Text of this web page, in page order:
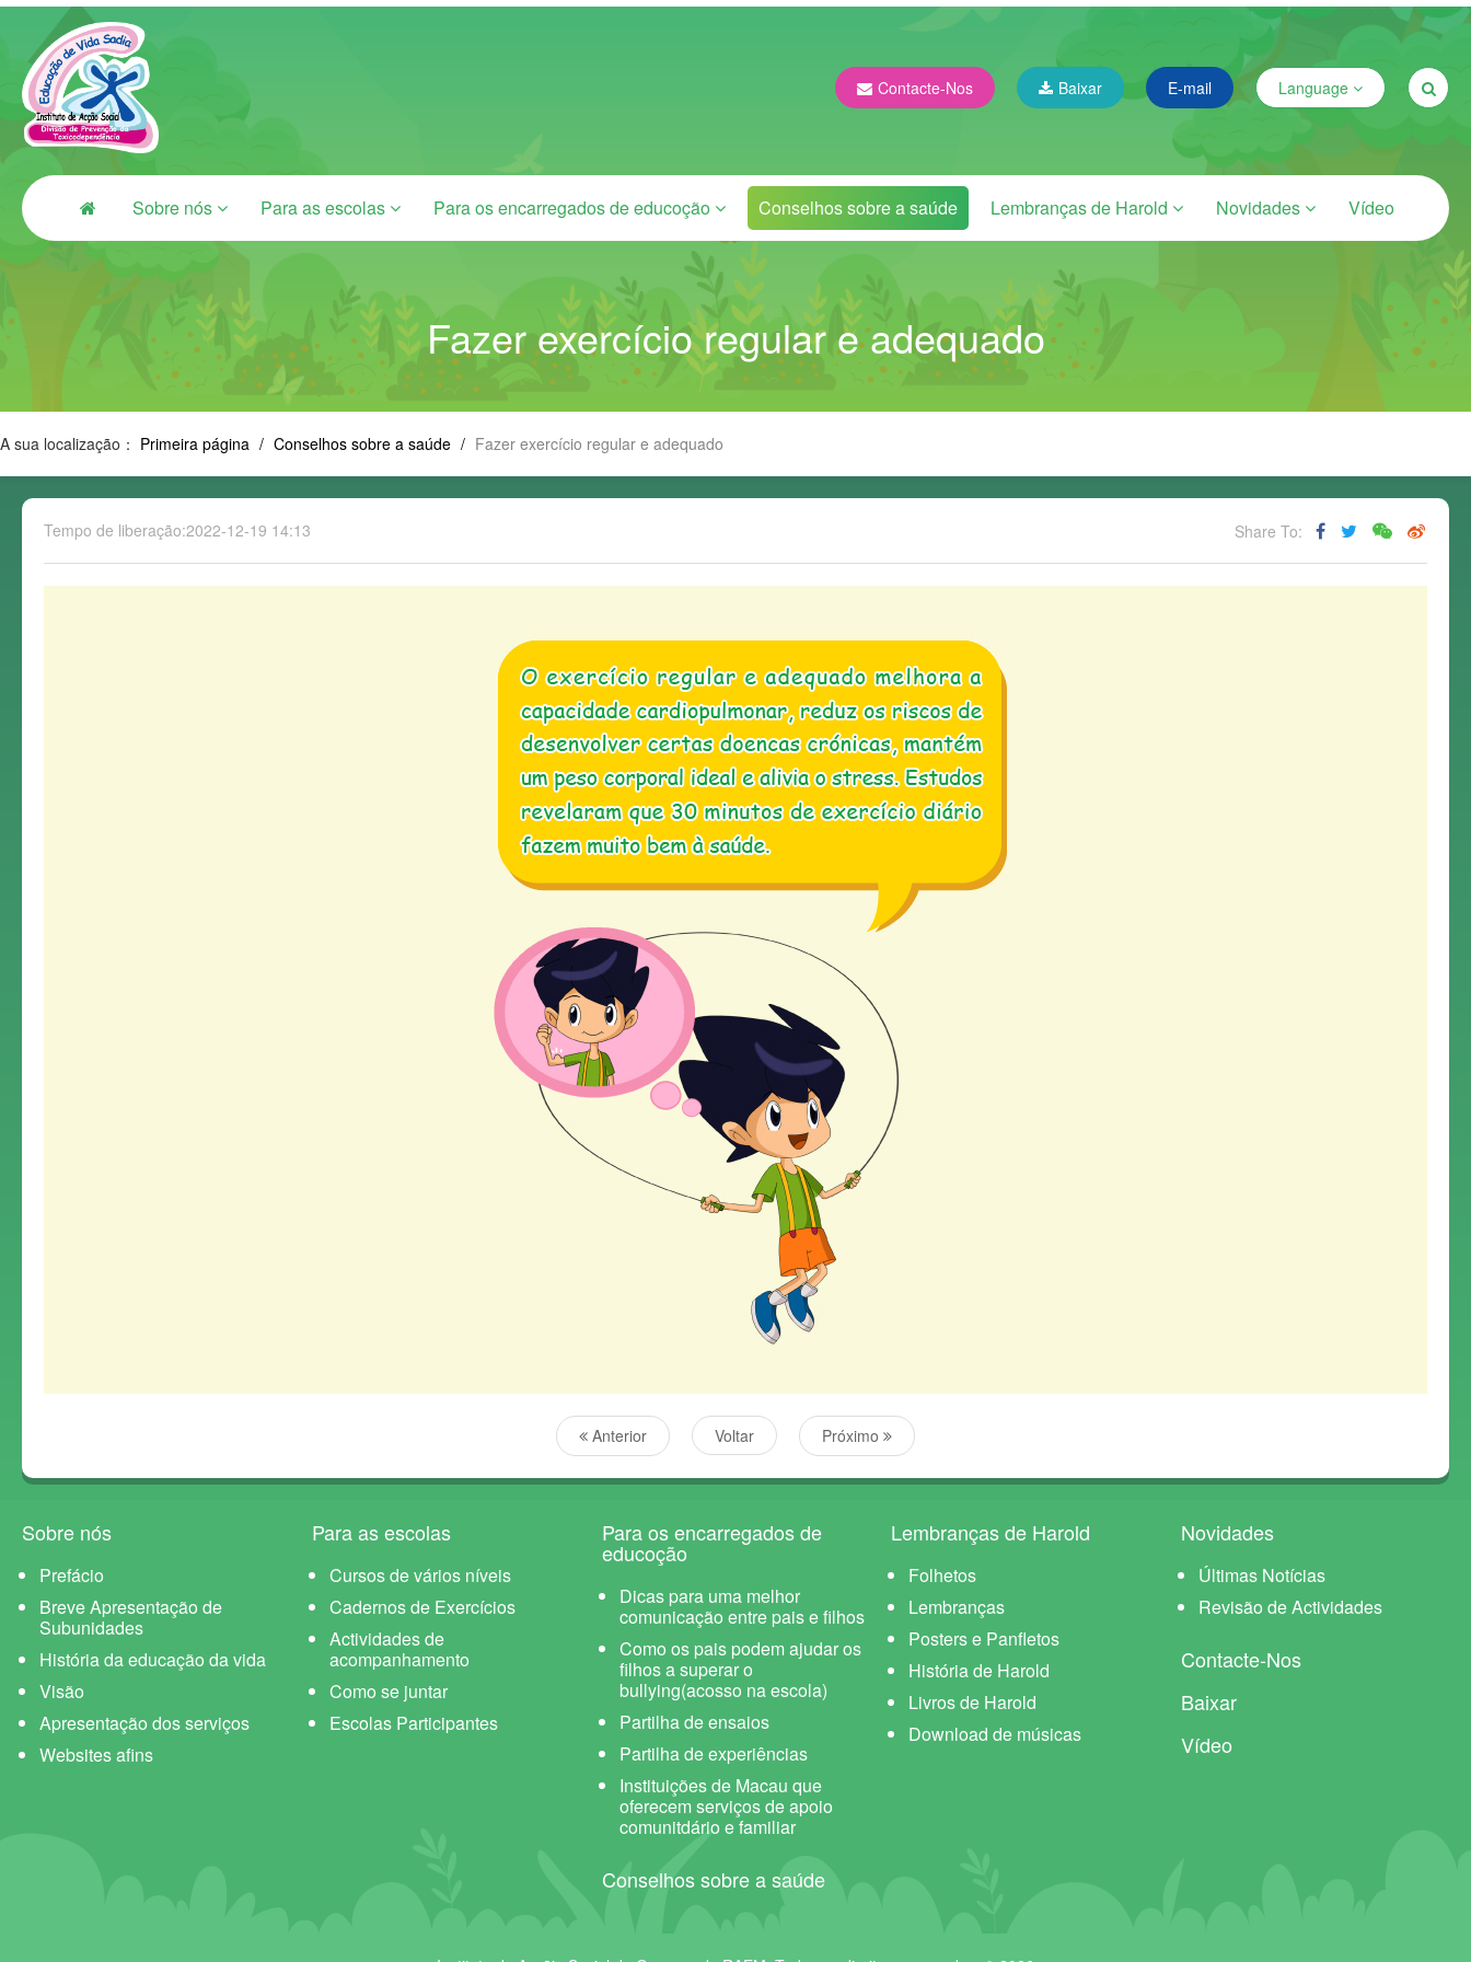
Contacte-Nos Baixar E-mail Language
Sobre nós Para as escolas Para os encarregados de educoção Conselhos sobre a saúde Lembranças de Harold Novidades Vídeo
Fazer exercício regular e adequado
A sua localização： Primeira página / Conselhos sobre a saúde / Fazer exercício regular e adequado
Tempo de liberação:2022-12-19 14:13 Share To:
Anterior Voltar Próximo
Sobre nós
Prefácio
Breve Apresentação de
Subunidades
História da educação da vida
Visão
Apresentação dos serviços
Websites afins
Para as escolas
Cursos de vários níveis
Cadernos de Exercícios
Actividades de
acompanhamento
Como se juntar
Escolas Participantes
Para os encarregados de
educoção
Dicas para uma melhor
comunicação entre pais e filhos
Como os pais podem ajudar os
filhos a superar o
bullying(acosso na escola)
Partilha de ensaios
Partilha de experiências
Instituições de Macau que
oferecem serviços de apoio
comunitdário e familiar
Conselhos sobre a saúde
Lembranças de Harold
Folhetos
Lembranças
Posters e Panfletos
História de Harold
Livros de Harold
Download de músicas
Novidades
Últimas Notícias
Revisão de Actividades
Contacte-Nos
Baixar
Vídeo